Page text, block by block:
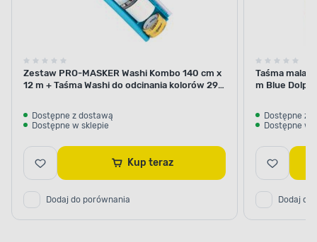
Zestaw PRO-MASKER Washi Kombo 140 cm x
12 m + Taśma Washi do odcinania kolorów 29
Dostępne z dostawą
Dostępne w sklepie
Kup teraz
Dodaj do porównania
Taśma
m Blue
Dostępne z
Dostępne w
Dodaj do